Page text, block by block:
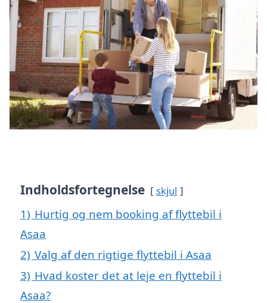
Indholdsfortegnelse skjul
1) Hurtig og nem booking af flyttebil i
Asaa
2) Valg af den rigtige flyttebil i Asaa
3) Hvad koster det at leje en flyttebil i
Asaa?